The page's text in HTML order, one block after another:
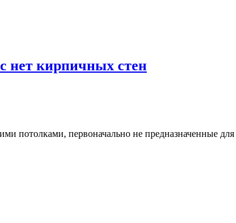
нет кирпичных стен
потолками, первоначально не предназначенные